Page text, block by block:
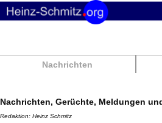
Nachrichten
Nachrichten, Gerüchte, Meldungen
Redaktion: Heinz Schmitz